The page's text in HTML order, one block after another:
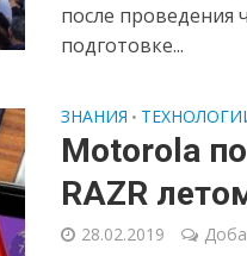
после проведения
подготовке...
ЗНАНИЯ •
Motorola
RAZR
28.02.2019